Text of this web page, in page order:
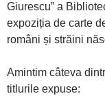
Giurescu” a
expoziția de carte
români și străini
Amintim câteva
titlurile expuse: